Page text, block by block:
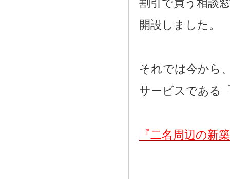
割引で買う相談
開設しました。
それでは今から
サービスである
『二名周辺の新